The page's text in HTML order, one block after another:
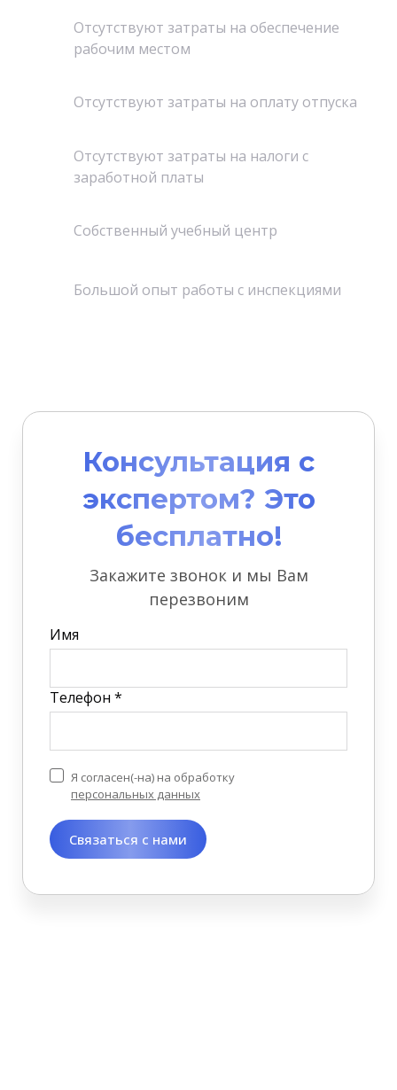
Отсутствуют затраты на обеспечение
рабочим местом
Отсутствуют затраты на оплату отпуска
Отсутствуют затраты на налоги с
заработной платы
Собственный учебный центр
Большой опыт работы с инспекциями
Консультация с
экспертом? Это
бесплатно!
Закажите звонок и мы Вам
перезвоним
Имя
Телефон *
Связаться с нами
Я согласен(-на) на обработку
персональных данных